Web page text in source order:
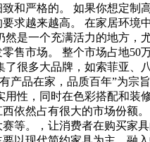
和严格的。 如果你想定制
求越来越高。 在家居环境
是一个充满活力的地方，
售市场。 整个市场占地50
很多大品牌，如索菲亚、
产品在家，品质百年”为宗
性，同时在色彩搭配和装
依然占有很大的市场份额
等。，让消费者在购买家